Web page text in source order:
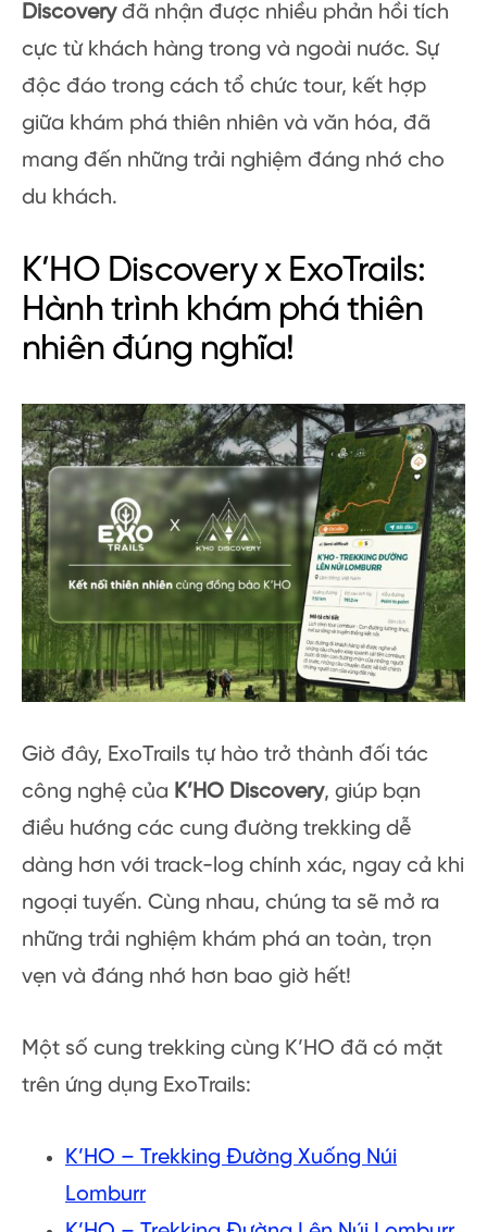
Discoveryđã nhận được nhiều phản hồi tích
cực từ khách hàng trong và ngoài nước. Sự
độc đáo trong cách tổ chức tour, kết hợp
giữa khám phá thiên nhiên và văn hóa, đã
mang đến những trải nghiệm đáng nhớ cho
du khách.
K’HO Discovery x ExoTrails:
Hành trình khám phá thiên
nhiên đúng nghĩa!
Giờ đây, ExoTrails tự hào trở thành đối tác
công nghệ của K’HO Discovery, giúp bạn
điều hướng các cung đường trekking dễ
dàng hơn với track-log chính xác, ngay cả khi
ngoại tuyến. Cùng nhau, chúng ta sẽ mở ra
những trải nghiệm khám phá an toàn, trọn
vẹn và đáng nhớ hơn bao giờ hết!
Một số cung trekking cùng K’HO đã có mặt
trên ứng dụng ExoTrails:
K’HO – Trekking Đường Xuống Núi
Lomburr